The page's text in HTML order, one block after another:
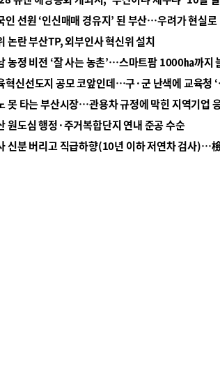
선원 ‘인신매매 경유지’ 된 부산…우려가 현실로
논란 부산TP, 외부인사 혁신위 설치
■ 교육
못 타는 부산시장…관용차 규정에 막힌 지역기업
원도심 행정·주거복합단지 연내 준공 수순